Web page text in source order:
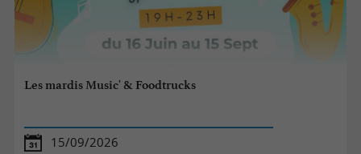
Les mardis Music' & Foodtrucks
15/09/2026